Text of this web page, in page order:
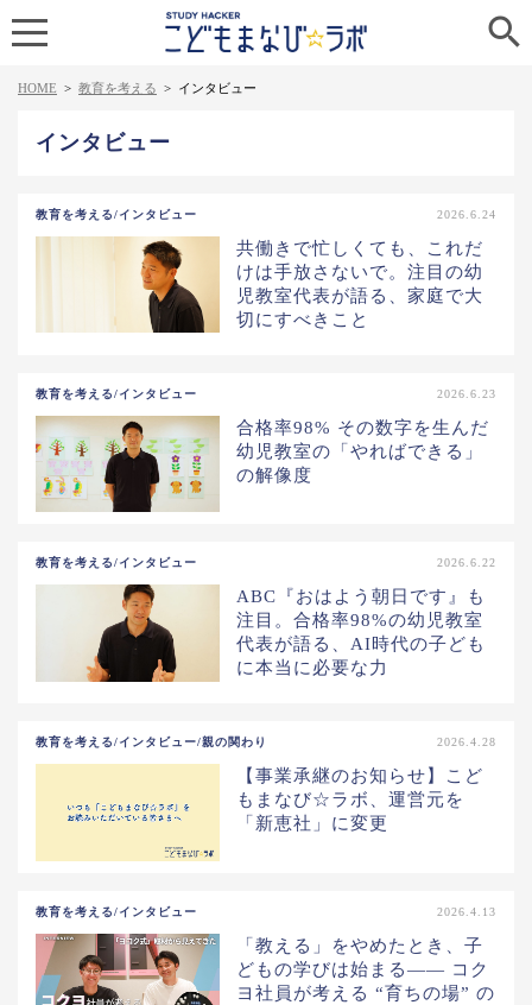

HOME > 教育を考える > インタビュー
インタビュー
教育を考える/インタビュー 2026.6.24
共働きで忙しくても、これだ
けは手放さないで。注目の幼
児教室代表が語る、家庭で大
切にすべきこと
教育を考える/インタビュー 2026.6.23
合格率98% その数字を生んだ
幼児教室の「やればできる」
の解像度
教育を考える/インタビュー 2026.6.22
ABC『おはよう朝日です』も
注目。合格率98%の幼児教室
代表が語る、AI時代の子ども
に本当に必要な力
教育を考える/インタビュー/親の関わり 2026.4.28
【事業承継のお知らせ】こど
もまなび☆ラボ、運営元を
「新恵社」に変更
教育を考える/インタビュー 2026.4.13
「教える」をやめたとき、子
どもの学びは始まる—— コク
ヨ社員が考える “育ちの場” の